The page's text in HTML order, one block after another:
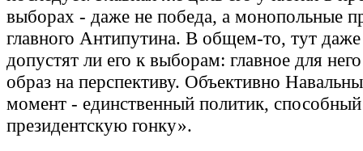
выборах - даже не победа, а монопольные
главного Антипутина. В общем-то, тут
допустят ли его к выборам: главное для
образ на перспективу. Объективно
момент - единственный политик,
президентскую гонку».